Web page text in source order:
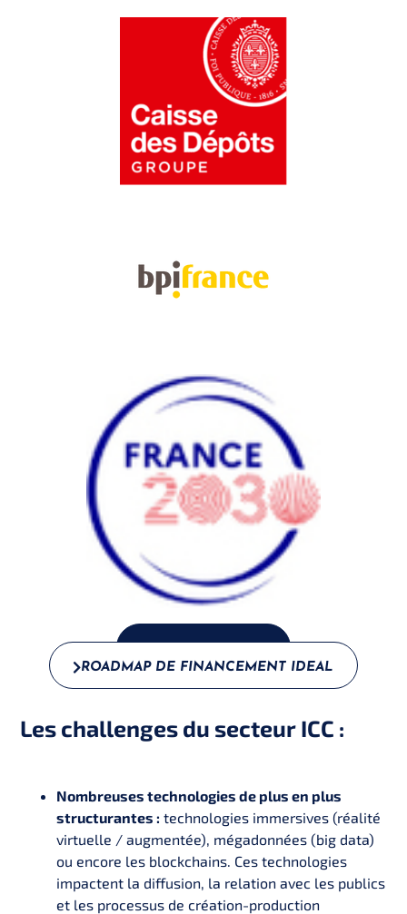
ROADMAP DE FINANCEMENT IDEAL
Les challenges du secteur ICC :
Nombreuses technologies de plus en plus
structurantes : technologies immersives (réalité
virtuelle / augmentée), mégadonnées (big data)
ou encore les blockchains. Ces technologies
impactent la diffusion, la relation avec les publics
et les processus de création-production